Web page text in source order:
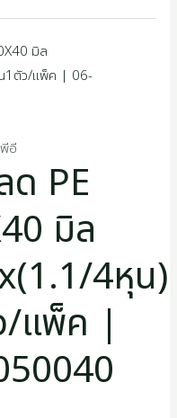
อี
PE
มิล
4หุน)
/แพ็ค |